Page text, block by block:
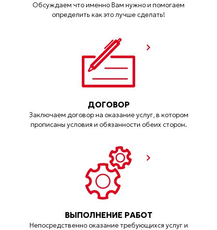
Обсуждаем что именно Вам нужно и помогаем
определить как это лучше сделать!
ДОГОВОР
Заключаем договор на оказание услуг, в котором
прописаны условия и обязанности обеих сторон.
ВЫПОЛНЕНИЕ РАБОТ
Непосредственно оказание требующихся услуг и